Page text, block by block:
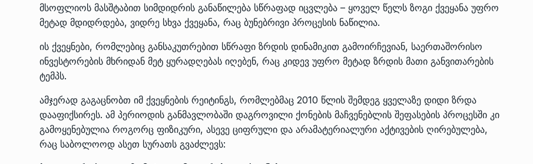
მსოფლიოს მასშტაბით სიმდიდრის განაწილება სწრაფად იცვლება – ყოველ წელს ზოგი ქვეყანა უფრო
მეტად მდიდრდება, ვიდრე სხვა ქვეყანა, რაც ბუნებრივი პროცესის ნაწილია.
ის ქვეყნები, რომლებიც განსაკუთრებით სწრაფი ზრდის დინამიკით გამოირჩევიან, საერთაშორისო
ინვესტორების მხრიდან მეტ ყურადღებას იღებენ, რაც კიდევ უფრო მეტად ზრდის მათი განვითარების
ტემპს.
ამჯერად გაგაცნობთ იმ ქვეყნების რეიტინგს, რომლებმაც 2010 წლის შემდეგ ყველაზე დიდი ზრდა
დააფიქსირეს. ამ პერიოდის განმავლობაში დაგროვილი ქონების მაჩვენებლის შეფასების პროცესში კი
გამოყენებულია როგორც ფიზიკური, ასევე ციფრული და არამატერიალური აქტივების ღირებულება,
რაც საბოლოოდ ასეთ სურათს გვაძლევს:
9
თბილისის ზაქარია ფალიაშვილის
ბალეტის…
ᲙᲣᲚᲢᲣᲠᲐ 13/05/2022
10
თბილისის ზაქარია ფალიაშვილის
სახელობის ოპერისა და
ბალეტის…
ᲙᲣᲚᲢᲣᲠᲐ 13/05/2022
14
პრემიერ-მინისტრი ირაკლი
ღარიბაშვილი ოზურგეთის
ᲒᲐᲜᲐᲗᲚᲔᲑᲐ 15/05/2022
15
ღარიბაშვილმა ახლად
რეაბილიტირებული ოზურგეთის…
ᲒᲐᲜᲐᲗᲚᲔᲑᲐ 15/05/2022